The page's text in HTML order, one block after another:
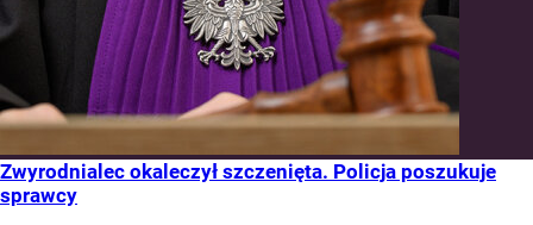
Zwyrodnialec okaleczył szczenięta. Policja poszukuje
sprawcy